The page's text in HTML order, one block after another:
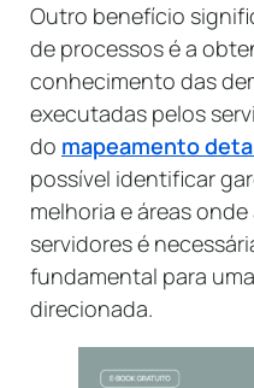
Outro benefício
de processos é a
conhecimento das
executadas pelos
do mapeamento
possível identificar
melhoria e áreas
servidores é
fundamental para
direcionada.